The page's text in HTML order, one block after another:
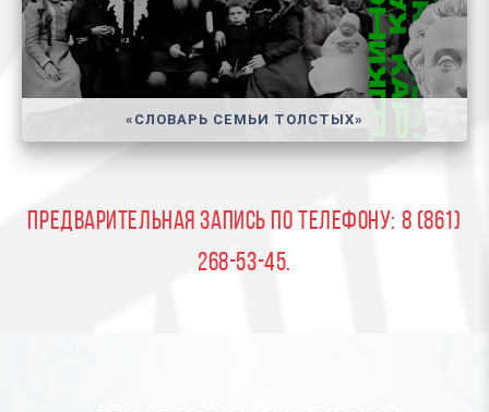
«СЛОВАРЬ СЕМЬИ ТОЛСТЫХ»
Предварительная запись по телефону: 8 (861)
268-53-45.